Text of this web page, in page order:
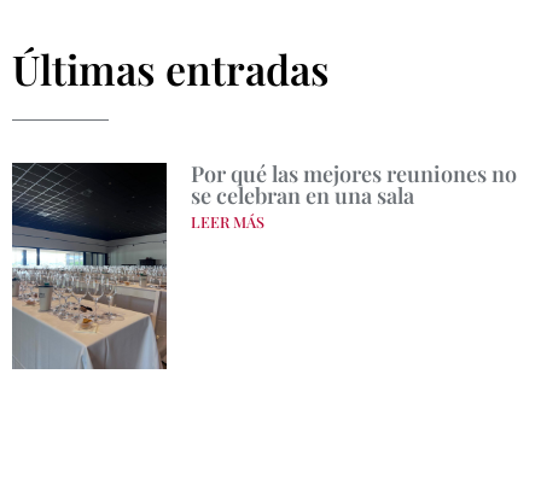
Últimas entradas
Por qué las mejores reuniones no
se celebran en una sala
LEER MÁS